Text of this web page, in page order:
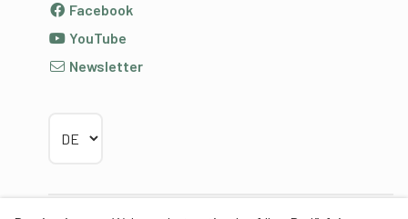
Facebook
YouTube
Newsletter